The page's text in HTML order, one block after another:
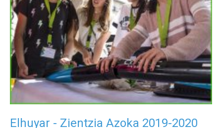
Elhuyar - Zientzia Azoka 2019-2020